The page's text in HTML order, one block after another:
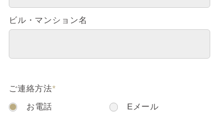
ビル・マンション名
ご連絡方法*
お電話
Eメール